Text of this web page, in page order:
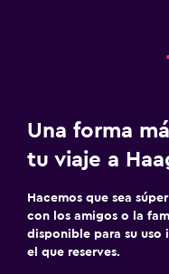
Actividades
Senderismo
Juegos de mesa/
Golf
Ciclismo
Una forma
tu viaje a
Hacemos que sea
con los amigos o la
disponible para su uso
el que reserves.